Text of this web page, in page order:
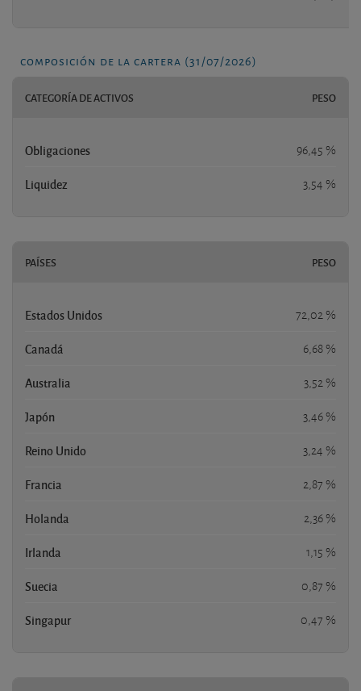
composición de la cartera (31/07/2026)
CATEGORÍA DE ACTIVOS PESO
Obligaciones 96,45 %
Liquidez 3,54 %
PAÍSES PESO
Estados Unidos 72,02 %
Canadá 6,68 %
Australia 3,52 %
Japón 3,46 %
Reino Unido 3,24 %
Francia 2,87 %
Holanda 2,36 %
Irlanda 1,15 %
Suecia 0,87 %
Singapur 0,47 %